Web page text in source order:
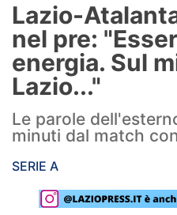
Formello
Infortuni
Primavera
Calciomercato
Lazio Women
Rassegna Lazio
Lazio-
nel pre:
energia. Sul
Lazio..."
Le parole
minuti dal match
SERIE A